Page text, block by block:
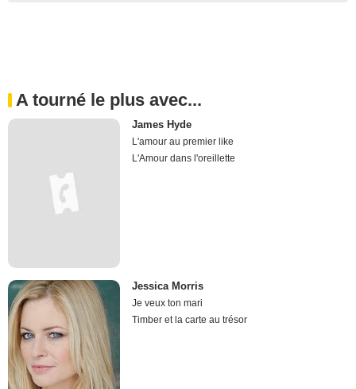
A tourné le plus avec...
James Hyde
L'amour au premier like
L'Amour dans l'oreillette
Jessica Morris
Je veux ton mari
Timber et la carte au trésor